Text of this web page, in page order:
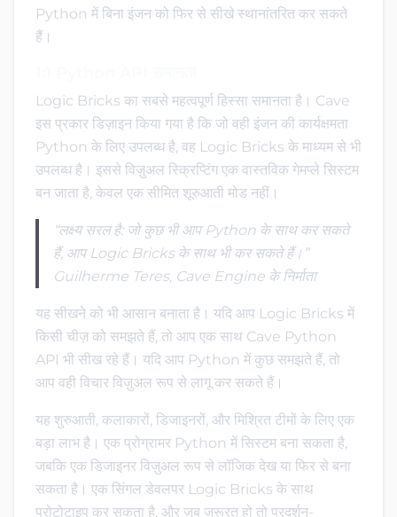
Python में बिना इंजन को फिर से सीखे स्थानांतरित कर सकते
हैं।
Logic Bricks का सबसे महत्वपूर्ण हिस्सा समानता है। Cave
इस प्रकार डिज़ाइन किया गया है कि जो वही इंजन की कार्यक्षमता
Python के लिए उपलब्ध है, वह Logic Bricks के माध्यम से भी
उपलब्ध है। इससे विज़ुअल स्क्रिप्टिंग एक वास्तविक गेमप्ले सिस्टम
बन जाता है, केवल एक सीमित शूरुआती मोड नहीं।
“लक्ष्य सरल है: जो कुछ भी आप Python के साथ कर सकते
हैं, आप Logic Bricks के साथ भी कर सकते हैं।”
Guilherme Teres, Cave Engine के निर्माता
यह सीखने को भी आसान बनाता है। यदि आप Logic Bricks में
किसी चीज़ को समझते हैं, तो आप एक साथ Cave Python
API भी सीख रहे हैं। यदि आप Python में कुछ समझते हैं, तो
आप वही विचार विज़ुअल रूप से लागू कर सकते हैं।
यह शुरुआती, कलाकारों, डिजाइनरों, और मिश्रित टीमों के लिए एक
बड़ा लाभ है। एक प्रोग्रामर Python में सिस्टम बना सकता है,
जबकि एक डिजाइनर विज़ुअल रूप से लॉजिक देख या फिर से बना
सकता है। एक सिंगल डेवलपर Logic Bricks के साथ
प्रोटोटाइप कर सकता है, और जब ज़रूरत हो तो प्रदर्शन-